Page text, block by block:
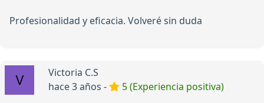
Profesionalidad y eficacia. Volveré sin duda
Victoria C.S
hace 3 años -
5 (Experiencia positiva)